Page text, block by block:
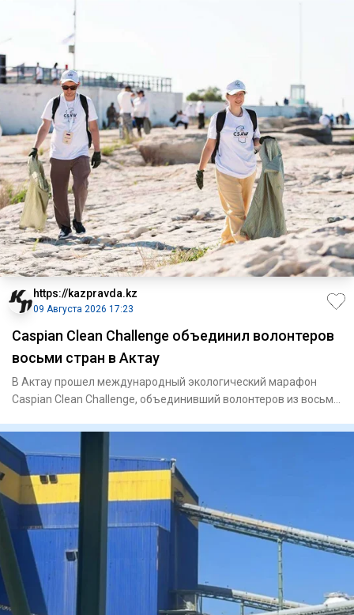
https://kazpravda.kz
09 Августа 2026 17:23
Caspian Clean Challenge объединил волонтеров
восьми стран в Актау
В Актау прошел международный экологический марафон
Caspian Clean Challenge, объединивший волонтеров из восьми